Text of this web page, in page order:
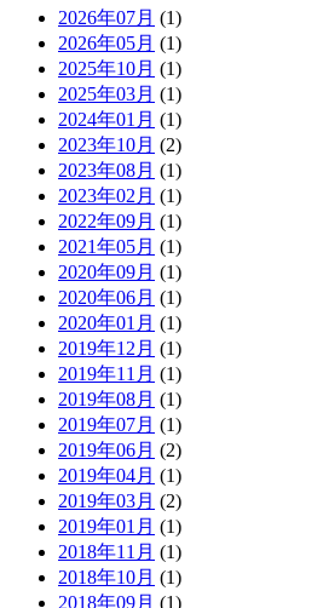
2026年07月 (1)
2026年05月 (1)
2025年10月 (1)
2025年03月 (1)
2024年01月 (1)
2023年10月 (2)
2023年08月 (1)
2023年02月 (1)
2022年09月 (1)
2021年05月 (1)
2020年09月 (1)
2020年06月 (1)
2020年01月 (1)
2019年12月 (1)
2019年11月 (1)
2019年08月 (1)
2019年07月 (1)
2019年06月 (2)
2019年04月 (1)
2019年03月 (2)
2019年01月 (1)
2018年11月 (1)
2018年10月 (1)
2018年09月 (1)